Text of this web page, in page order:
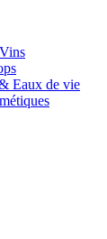
Eaux de vie